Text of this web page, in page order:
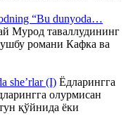
“Bu dunyoda…
Мурод таваллудининг
романи Кафка ва
she’rlar (I) Ёдларингга
олурмисан
қўйнида ёки